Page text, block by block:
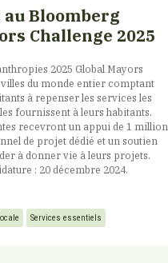
Bloomberg
Challenge 2025
2025 Global Mayors
du monde entier comptant
à repenser les services les
fournissent à leurs habitants.
recevront un appui de 1 million
de projet dédié et un soutien
à donner vie à leurs projets.
: 20 décembre 2024.
Services essentiels